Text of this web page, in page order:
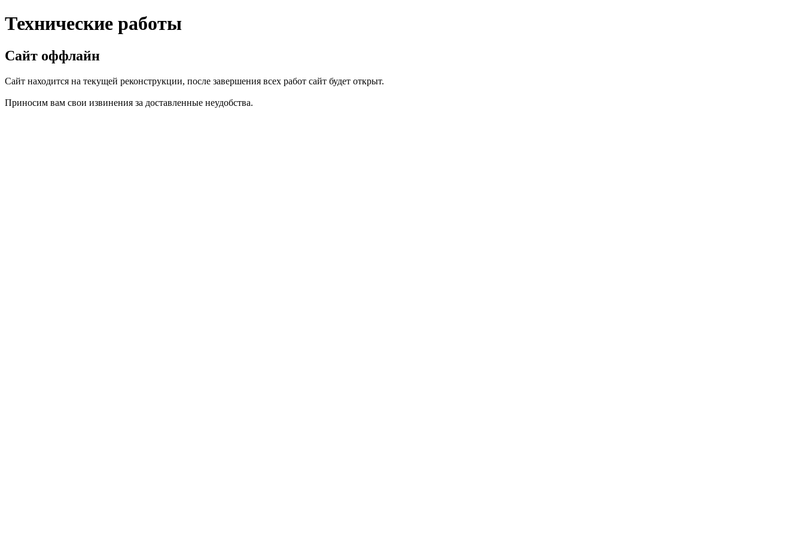
Технические работы
Сайт оффлайн
Сайт находится на текущей реконструкции, после завершения всех работ сайт будет открыт.
Приносим вам свои извинения за доставленные неудобства.